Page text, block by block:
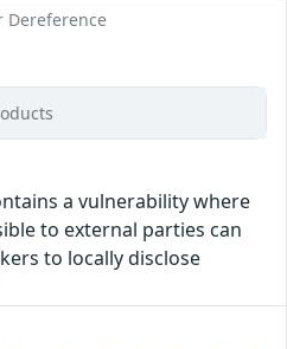
Dereference
a vulnerability where
to external parties can
to locally disclose